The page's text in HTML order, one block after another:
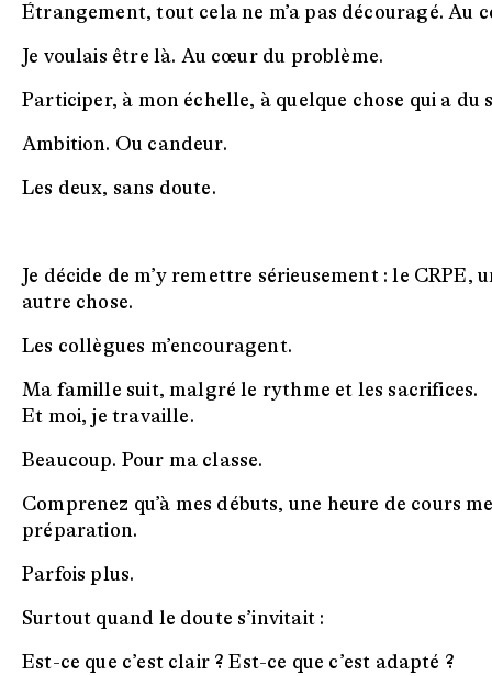
Étrangement, tout cela ne m’a pas découragé. Au
Je voulais être là. Au cœur du problème.
Participer, à mon échelle, à quelque chose qui a du
Ambition. Ou candeur.
Les deux, sans doute.
Je décide de m’y remettre sérieusement : le CRPE,
autre chose.
Les collègues m’encouragent.
Ma famille suit, malgré le rythme et les sacrifices.
Et moi, je travaille.
Beaucoup. Pour ma classe.
Comprenez qu’à mes débuts, une heure de cours
préparation.
Parfois plus.
Surtout quand le doute s’invitait :
Est-ce que c’est clair ? Est-ce que c’est adapté ?